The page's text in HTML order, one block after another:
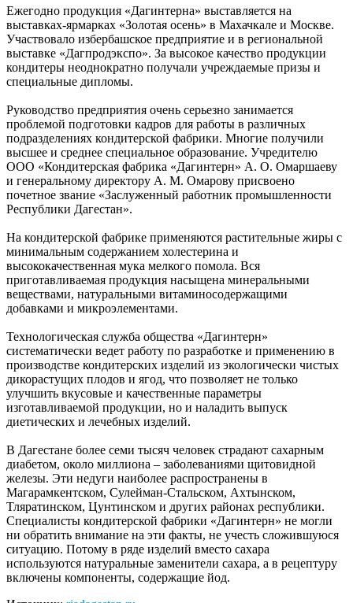
Ежегодно продукция «Дагинтерна» выставляется на
выставках-ярмарках «Золотая осень» в Махачкале и Москве.
Участвовало избербашское предприятие и в региональной
выставке «Дагпродэкспо». За высокое качество продукции
кондитеры неоднократно получали учреждаемые призы и
специальные дипломы.
Руководство предприятия очень серьезно занимается
проблемой подготовки кадров для работы в различных
подразделениях кондитерской фабрики. Многие получили
высшее и среднее специальное образование. Учредителю
ООО «Кондитерская фабрика «Дагинтерн» А. О. Омаршаеву
и генеральному директору А. М. Омарову присвоено
почетное звание «Заслуженный работник промышленности
Республики Дагестан».
На кондитерской фабрике применяются растительные жиры с
минимальным содержанием холестерина и
высококачественная мука мелкого помола. Вся
приготавливаемая продукция насыщена минеральными
веществами, натуральными витаминосодержащими
добавками и микроэлементами.
Технологическая служба общества «Дагинтерн»
систематически ведет работу по разработке и применению в
производстве кондитерских изделий из экологически чистых
дикорастущих плодов и ягод, что позволяет не только
улучшить вкусовые и качественные параметры
изготавливаемой продукции, но и наладить выпуск
диетических и лечебных изделий.
В Дагестане более семи тысяч человек страдают сахарным
диабетом, около миллиона – заболеваниями щитовидной
железы. Эти недуги наиболее распространены в
Магарамкентском, Сулейман-Стальском, Ахтынском,
Тляратинском, Цунтинском и других районах республики.
Специалисты кондитерской фабрики «Дагинтерн» не могли
ни обратить внимание на эти факты, не учесть сложившуюся
ситуацию. Потому в ряде изделий вместо сахара
используются натуральные заменители сахара, а в рецептуру
включены компоненты, содержащие йод.